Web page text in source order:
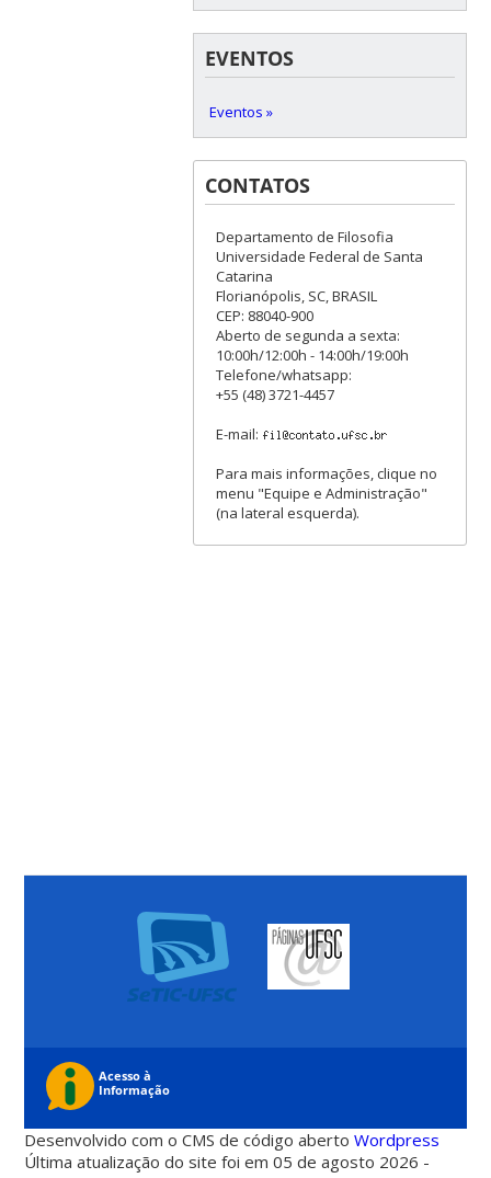
EVENTOS
Eventos »
CONTATOS
Departamento de Filosofia
Universidade Federal de Santa
Catarina
Florianópolis, SC, BRASIL
CEP: 88040-900
Aberto de segunda a sexta:
10:00h/12:00h - 14:00h/19:00h
Telefone/whatsapp:
+55 (48) 3721-4457
E-mail:
Para mais informações, clique no
menu "Equipe e Administração"
(na lateral esquerda).
Desenvolvido com o CMS de código abertoWordpress
Última atualização do site foi em 05 de agosto 2026 -